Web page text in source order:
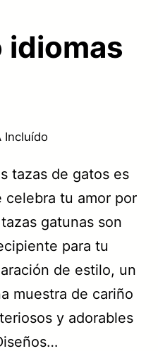
idiomas
Incluído
tazas de gatos es
celebra tu amor por
gatunas son
para tu
de estilo, un
muestra de cariño
y adorables